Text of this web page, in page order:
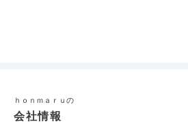
ｈｏｎｍａｒｕの
会社情報